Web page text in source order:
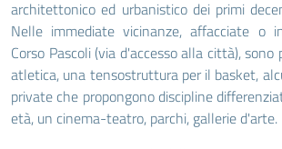
architettonico ed urbanistico dei primi
Nelle immediate vicinanze, affacciate o
Corso Pascoli (via d'accesso alla città),
atletica, una tensostruttura per il basket,
private che propongono discipline
età, un cinema-teatro, parchi, gallerie d'arte.